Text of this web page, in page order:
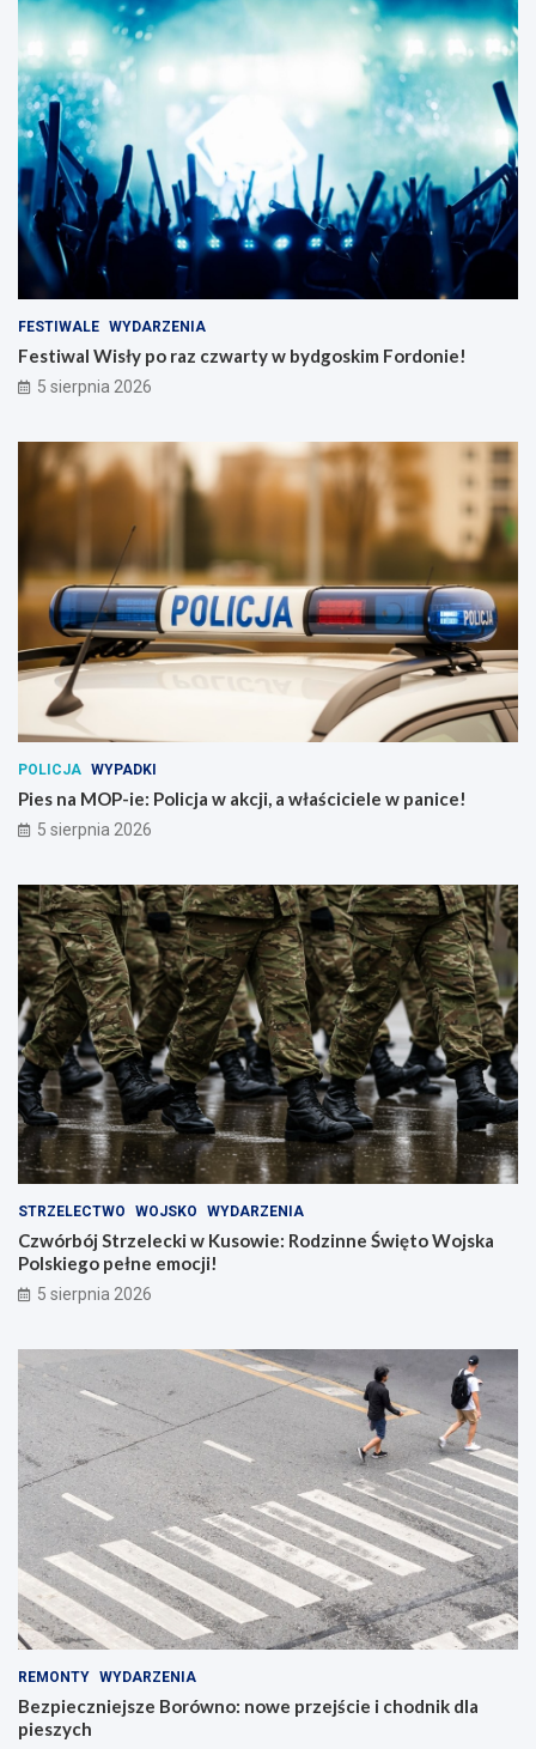
FESTIWALE WYDARZENIA
Festiwal Wisły po raz czwarty w bydgoskim Fordonie!
5 sierpnia 2026
POLICJA WYPADKI
Pies na MOP-ie: Policja w akcji, a właściciele w panice!
5 sierpnia 2026
STRZELECTWO WOJSKO WYDARZENIA
Czwórbój Strzelecki w Kusowie: Rodzinne Święto Wojska
Polskiego pełne emocji!
5 sierpnia 2026
REMONTY WYDARZENIA
Bezpieczniejsze Borówno: nowe przejście i chodnik dla
pieszych